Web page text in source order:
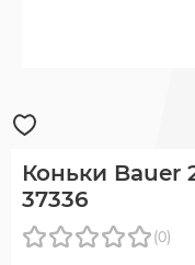
Коньки Bauer
37336
(0)